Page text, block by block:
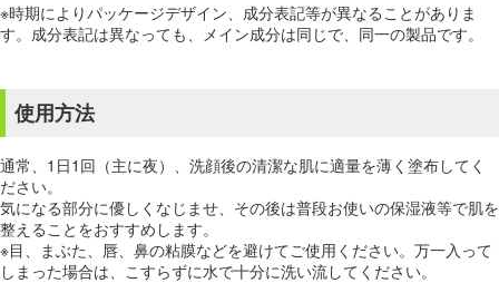
※時期によりパッケージデザイン、成分表記等が異なることがありま
す。成分表記は異なっても、メイン成分は同じで、同一の製品です。
使用方法
通常、1日1回（主に夜）、洗顔後の清潔な肌に適量を薄く塗布してく
ださい。
気になる部分に優しくなじませ、その後は普段お使いの保湿液等で肌を
整えることをおすすめします。
※目、まぶた、唇、鼻の粘膜などを避けてご使用ください。万一入って
しまった場合は、こすらずに水で十分に洗い流してください。